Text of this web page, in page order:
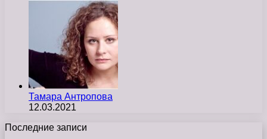
Тамара Антропова
12.03.2021
Последние записи